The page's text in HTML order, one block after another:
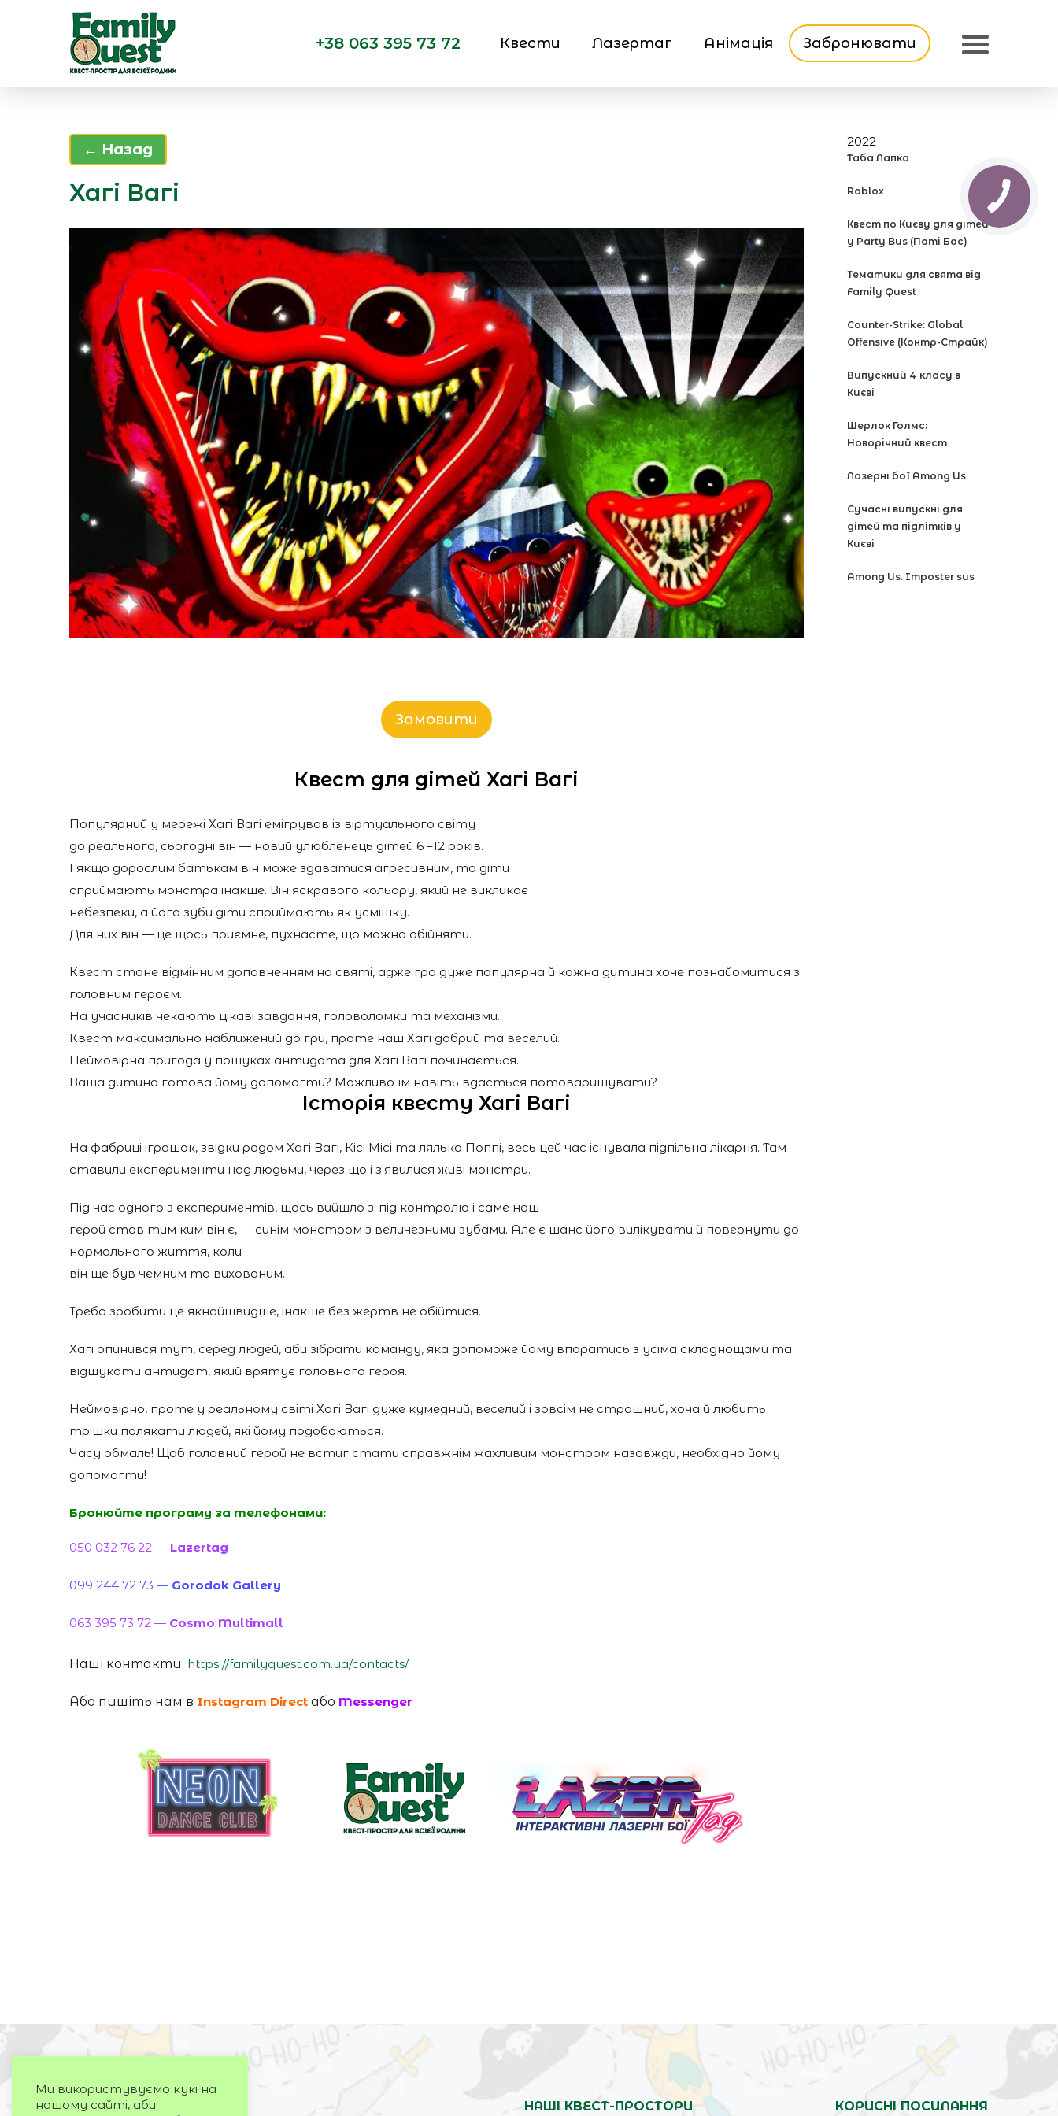
+38 063 395 73 72 Квести Лазертаг Анімація Забронювати
← Назад
Хагі Вагі
Замовити
Квест для дітей Хагі Вагі
Популярний у мережі Хагі Вагі емігрував із віртуального світу
до реального, сьогодні він — новий улюбленець дітей 6 –12 років.
І якщо дорослим батькам він може здаватися агресивним, то діти
сприймають монстра інакше. Він яскравого кольору, який не викликає
небезпеки, а його зуби діти сприймають як усмішку.
Для них він — це щось приємне, пухнасте, що можна обійняти.
Квест стане відмінним доповненням на святі, адже гра дуже популярна й кожна дитина хоче познайомитися з
головним героєм.
На учасників чекають цікаві завдання, головоломки та механізми.
Квест максимально наближений до гри, проте наш Хагі добрий та веселий.
Неймовірна пригода у пошуках антидота для Хагі Вагі починається.
Ваша дитина готова йому допомогти? Можливо їм навіть вдасться потоваришувати?
Історія квесту Хагі Вагі
На фабриці іграшок, звідки родом Хагі Вагі, Кісі Місі та лялька Поппі, весь цей час існувала підпільна лікарня. Там
ставили експерименти над людьми, через що і з'явилися живі монстри.
Під час одного з експериментів, щось вийшло з-під контролю і саме наш
герой став тим ким він є, — синім монстром з величезними зубами. Але є шанс його вилікувати й повернути до
нормального життя, коли
він ще був чемним та вихованим.
Треба зробити це якнайшвидше, інакше без жертв не обійтися.
Хагі опинився тут, серед людей, аби зібрати команду, яка допоможе йому впоратись з усіма складнощами та
відшукати антидот, який врятує головного героя.
Неймовірно, проте у реальному світі Хагі Вагі дуже кумедний, веселий і зовсім не страшний, хоча й любить
трішки полякати людей, які йому подобаються.
Часу обмаль! Щоб головний герой не встиг стати справжнім жахливим монстром назавжди, необхідно йому
допомогти!
Бронюйте програму за телефонами:
050 032 76 22 — Lazertag
099 244 72 73 — Gorodok Gallery
063 395 73 72 — Cosmo Multimall
Наші контакти: https://familyquest.com.ua/contacts/
Або пишіть нам в Instagram Direct або Messenger
2022
Таба Лапка
Roblox
Квест по Києву для дітей
у Party Bus (Паті Бас)
Тематики для свята від
Family Quest
Counter-Strike: Global
Offensive (Контр-Страйк)
Випускний 4 класу в
Києві
Шерлок Голмс:
Новорічний квест
Лазерні бої Among Us
Сучасні випускні для
дітей та підлітків у
Києві
Among Us. Imposter sus
НАШІ КВЕСТ-ПРОСТОРИ КОРИСНІ ПОСИЛАННЯ
Ми використувуємо кукі на
нашому сайті, аби